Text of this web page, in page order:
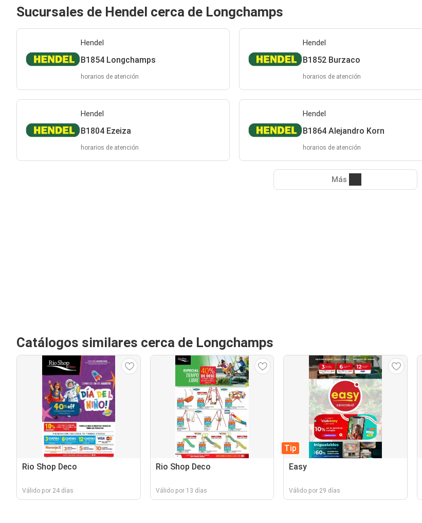
Sucursales de Hendel cerca de Longchamps
Hendel
B1854 Longchamps
horarios de atención
Hendel
B1852 Burzaco
horarios de atención
Hendel
B1804 Ezeiza
horarios de atención
Hendel
B1864 Alejandro Korn
horarios de atención
Más
Catálogos similares cerca de Longchamps
Rio Shop Deco
Válido por 24 días
Rio Shop Deco
Válido por 13 días
Tip
Easy
Válido por 29 días